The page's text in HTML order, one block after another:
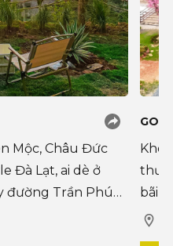
Mộc, Châu Đức
Đà Lạt, ai dè ở
đường Trần Phú
view biển trực
bãi
còn